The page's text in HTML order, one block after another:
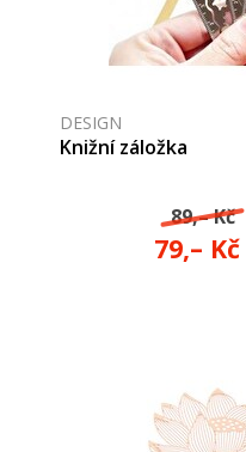
DESIGN
Knižní záložka
89,– Kč
79,– Kč